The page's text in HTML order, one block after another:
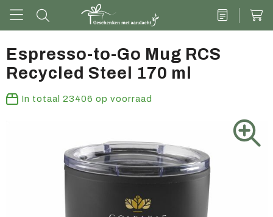
Drinkwaren
Kantoor & schrijven
Espresso-to-Go Mug RCS
Recycled Steel 170 ml
In totaal 23406 op voorraad